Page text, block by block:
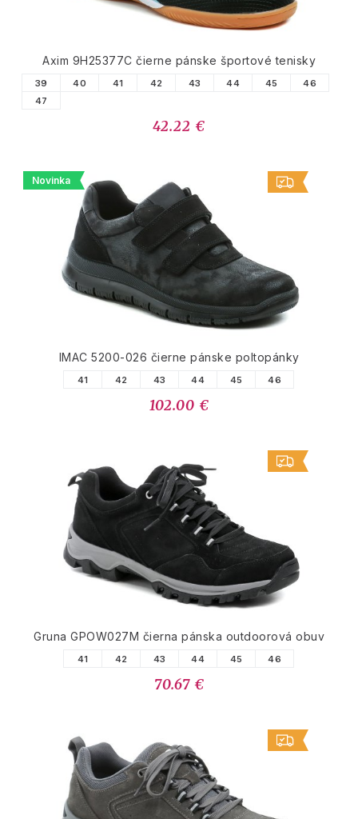
Axim 9H25377C čierne pánske športové tenisky
39 40 41 42 43 44 45
46
47
42.22 €
Novinka
IMAC 5200-026 čierne pánske poltopánky
41 42 43 44 45 46
102.00 €
Gruna GPOW027M čierna pánska outdoorová obuv
41 42 43 44 45 46
70.67 €